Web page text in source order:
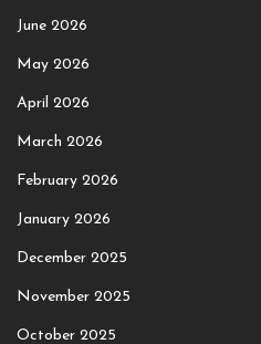
June 2026
May 2026
April 2026
March 2026
February 2026
January 2026
December 2025
November 2025
October 2025